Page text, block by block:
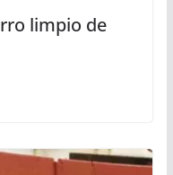
limpio de